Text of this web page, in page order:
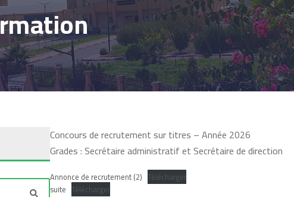
Concours de recrutement sur titres – Année 2026
Grades : Secrétaire administratif et Secrétaire de direction
Annonce de recrutement (2) Télécharger
suite Télécharger